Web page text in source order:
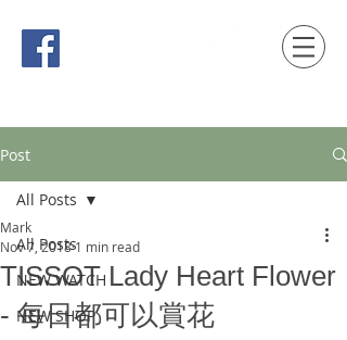
Post
All Posts
NEW WATCH
NEW SHOP
All Posts
TISSOT Lady Heart Flower
- 每日都可以賞花
Mark
Nov 7, 20181 min read